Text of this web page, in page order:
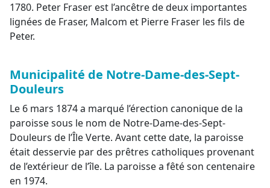
1780. Peter Fraser est l’ancêtre de deux importantes
lignées de Fraser, Malcom et Pierre Fraser les fils de
Peter.
Municipalité de Notre-Dame-des-Sept-
Douleurs
Le 6 mars 1874 a marqué l’érection canonique de la
paroisse sous le nom de Notre-Dame-des-Sept-
Douleurs de l’Île Verte. Avant cette date, la paroisse
était desservie par des prêtres catholiques provenant
de l’extérieur de l’île. La paroisse a fêté son centenaire
en 1974.